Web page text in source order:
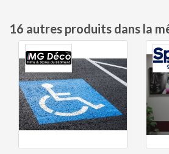
16 autres produits dans la